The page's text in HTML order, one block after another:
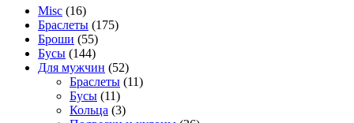
Misc (16)
Браслеты (175)
Броши (55)
Бусы (144)
Для мужчин (52)
Браслеты (11)
Бусы (11)
Кольца (3)